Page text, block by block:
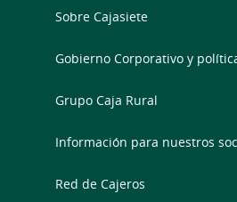
Sobre Cajasiete
Gobierno Corporativo y
Grupo Caja Rural
Información para nuestros
Red de Cajeros